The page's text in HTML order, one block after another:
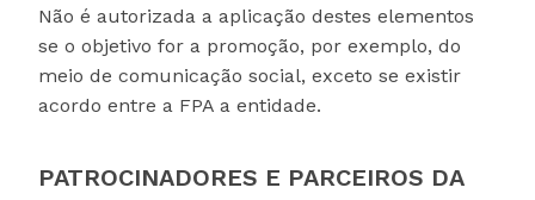
Não é autorizada a aplicação destes elementos
se o objetivo for a promoção, por exemplo, do
meio de comunicação social, exceto se existir
acordo entre a FPA a entidade.
PATROCINADORES E PARCEIROS DA